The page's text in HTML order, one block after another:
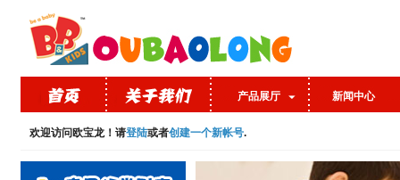
产品展厅 新闻中心
欢迎访问欧宝龙！请登陆或者创建一个新帐号.